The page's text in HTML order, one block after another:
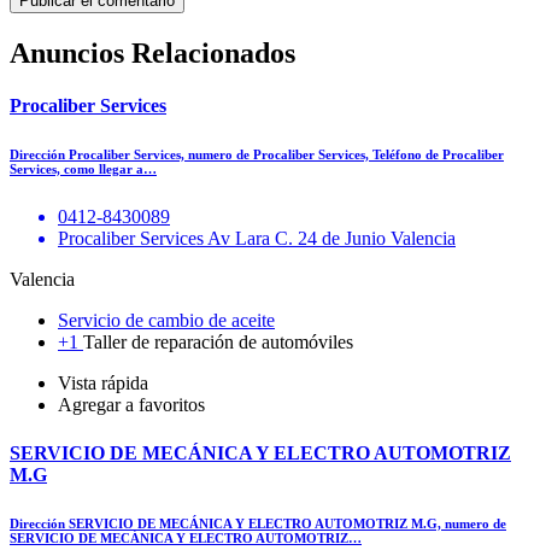
Anuncios Relacionados
Procaliber Services
Dirección Procaliber Services, numero de Procaliber Services, Teléfono de Procaliber
Services, como llegar a…
0412-8430089
Procaliber Services Av Lara C. 24 de Junio Valencia
Valencia
Servicio de cambio de aceite
+1 Taller de reparación de automóviles
Vista rápida
Agregar a favoritos
SERVICIO DE MECÁNICA Y ELECTRO AUTOMOTRIZ
M.G
Dirección SERVICIO DE MECÁNICA Y ELECTRO AUTOMOTRIZ M.G, numero de
SERVICIO DE MECÁNICA Y ELECTRO AUTOMOTRIZ…